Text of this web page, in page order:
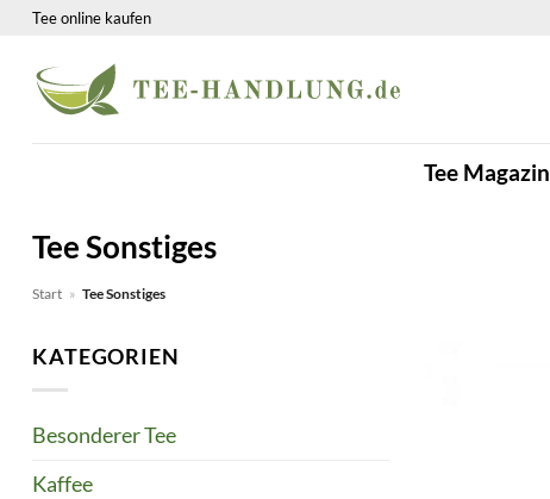
Zum
springen
Tee online kaufen
Tee Magazin
Tee Sonstiges
Start » Tee Sonstiges
KATEGORIEN
Besonderer Tee
Kaffee